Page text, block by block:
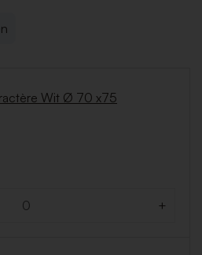
Wit Ø 70 x75
+